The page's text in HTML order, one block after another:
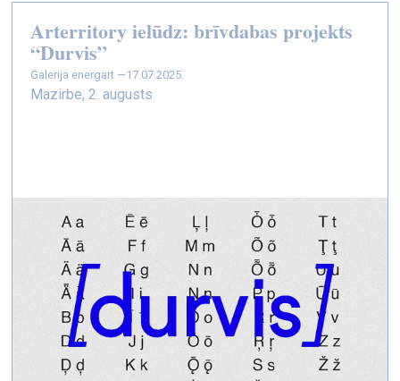
Arterritory ielūdz: brīvdabas projekts
“Durvis”
galerija energart —17.07.2025.
Mazirbe, 2. augusts